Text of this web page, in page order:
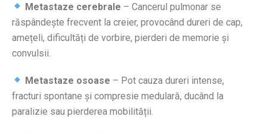
Metastaze cerebrale – Cancerul pulmonar se
răspândește frecvent la creier, provocând dureri de cap,
amețeli, dificultăți de vorbire, pierderi de memorie și
convulsii.
Metastaze osoase – Pot cauza dureri intense,
fracturi spontane și compresie medulară, ducând la
paralizie sau pierderea mobilității.